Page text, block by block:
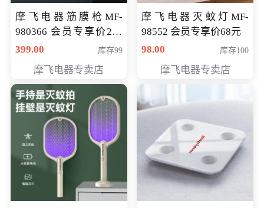
摩飞电器筋膜枪MF-
980366 会员专享价299
元
399.00 库存99
摩飞电器专卖店
摩飞电器灭蚊灯MF-
98552 会员专享价68元
98.00
库存100
摩飞电器专卖店